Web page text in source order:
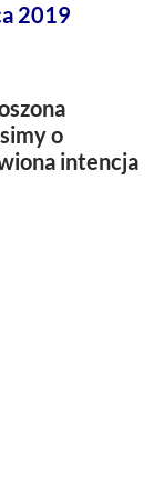
2019
o
intencja